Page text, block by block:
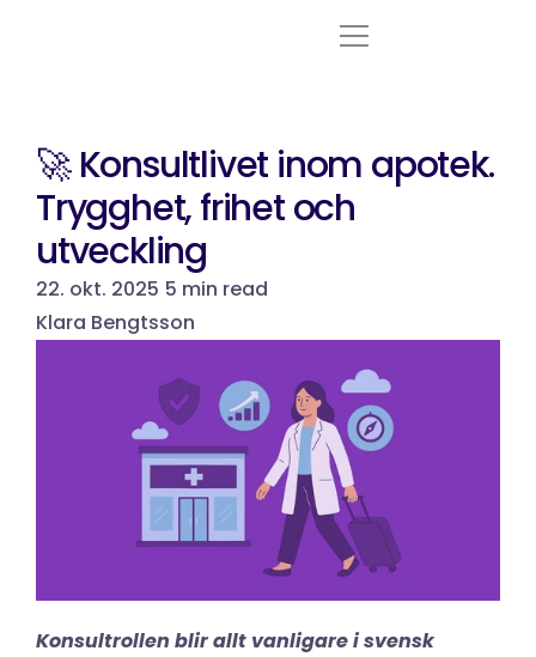
Branscher
Om oss
Ledige stillinger
Logga in
Select Language
🚀 Konsultlivet inom apotek.
Trygghet, frihet och
utveckling
22. okt. 2025 5 min read
Klara Bengtsson
Konsultrollen blir allt vanligare i svensk